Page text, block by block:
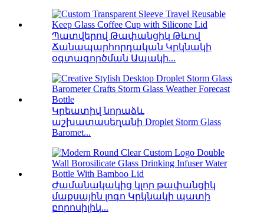
Պատվերով Թափանցիկ Թևով
Ճանապարհորդական Կրկնակի
օգտագործման Ապակի...
Կրեատիվ նորաձև
աշխատասեղանի Droplet Storm Glass
Baromet...
Ժամանակակից կլոր թափանցիկ
մաքսային լոգո Կրկնակի պատի
բորոսիլիկ...